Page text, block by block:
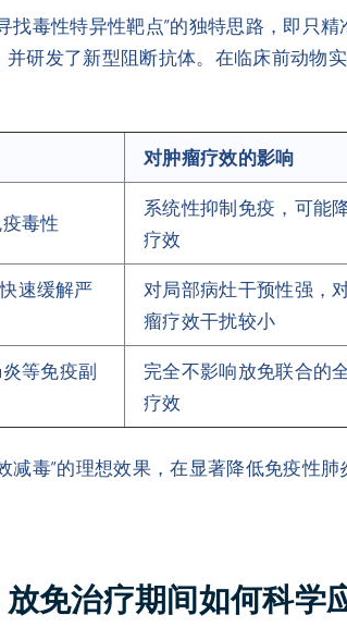
找毒性特异性靶点”的独特思路，即只
研发了新型阻断抗体。在临床前动物
对肿瘤疗效的影响
毒性
系统性抑制免疫，可能
疗效
速缓解严
对局部病灶干预性强，
瘤疗效干扰较小
等免疫副
完全不影响放免联合的
疗效
减毒”的理想效果，在显著降低免疫性
免治疗期间如何科学